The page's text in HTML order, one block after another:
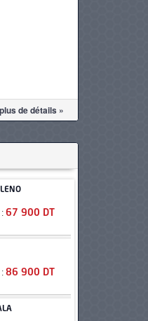
plus de détails »
:67 900 DT
:86 900 DT